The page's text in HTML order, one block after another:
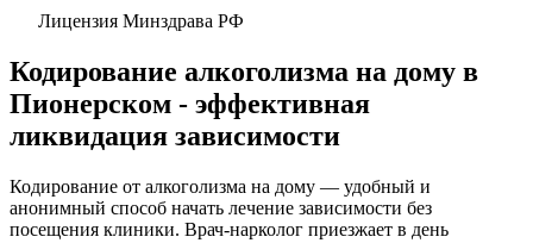
Лицензия Минздрава РФ
Кодирование алкоголизма на дому в
Пионерском - эффективная
ликвидация зависимости
Кодирование от алкоголизма на дому — удобный и
анонимный способ начать лечение зависимости без
посещения клиники. Врач-нарколог приезжает в день